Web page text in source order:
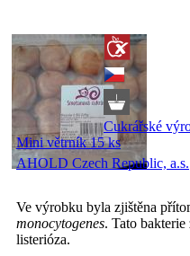
Cukrářské
Mini větrník 15 ks
AHOLD Czech Republic, a.s.
Ve výrobku byla zjištěna
monocytogenes. Tato
listerióza.